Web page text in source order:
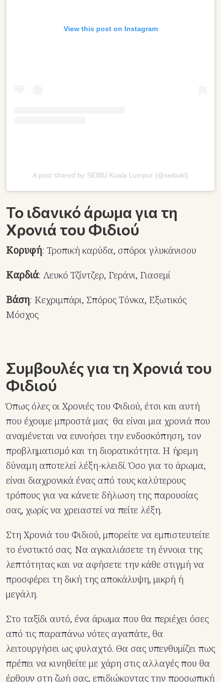
View this post on Instagram
A post shared by SEIBU Kuala Lumpur (@seibukl)
Το ιδανικό άρωμα για τη
Χρονιά του Φιδιού
Κορυφή: Τροπική καρύδα, σπόροι γλυκάνισου
Καρδιά: Λευκό Τζίντζερ, Γεράνι, Γιασεμί
Βάση: Κεχριμπάρι, Σπόρος Τόνκα, Εξωτικός
Μόσχος
Συμβουλές για τη Χρονιά του
Φιδιού
Όπως όλες οι Χρονιές του Φιδιού, έτσι και αυτή
που έχουμε μπροστά μας θα είναι μια χρονιά που
αναμένεται να ευνοήσει την ενδοσκόπηση, τον
προβληματισμό και τη διορατικότητα. Η ήρεμη
δύναμη αποτελεί λέξη-κλειδί. Όσο για το άρωμα,
είναι διαχρονικά ένας από τους καλύτερους
τρόπους για να κάνετε δήλωση της παρουσίας
σας, χωρίς να χρειαστεί να πείτε λέξη.
Στη Χρονιά του Φιδιού, μπορείτε να εμπιστευτείτε
το ένστικτό σας. Nα αγκαλιάσετε τη έννοια της
λεπτότητας και να αφήσετε την κάθε στιγμή να
προσφέρει τη δική της αποκάλυψη, μικρή ή
μεγάλη.
Στο ταξίδι αυτό, ένα άρωμα που θα περιέχει όσες
από τις παραπάνω νότες αγαπάτε, θα
λειτουργήσει ως φυλαχτό. Θα σας υπενθυμίζει πως
πρέπει να κινηθείτε με χάρη στις αλλαγές που θα
έρθουν στη ζωή σας, επιδιώκοντας την προσωπική